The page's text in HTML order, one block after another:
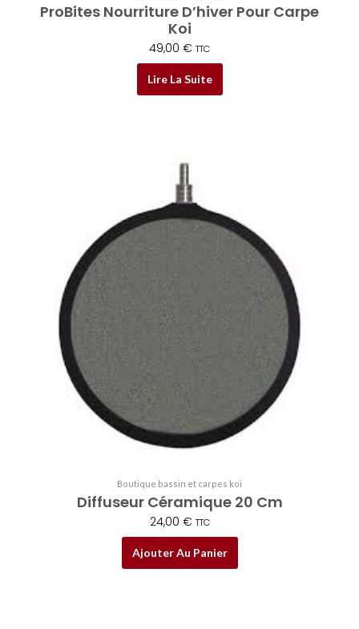
ProBites Nourriture D’hiver Pour Carpe
Koi
49,00 € TTC
Lire La Suite
Boutique bassin et carpes koï
Diffuseur Céramique 20 Cm
24,00 € TTC
Ajouter Au Panier